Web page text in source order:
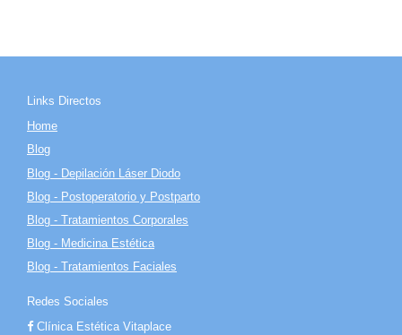
Links Directos
Home
Blog
Blog - Depilación Láser Diodo
Blog - Postoperatorio y Postparto
Blog - Tratamientos Corporales
Blog - Medicina Estética
Blog - Tratamientos Faciales
Redes Sociales
Clínica Estética Vitaplace